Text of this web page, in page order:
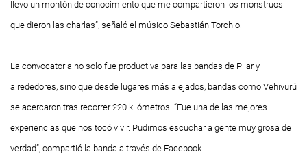
llevo un montón de conocimiento que me compartieron los monstruos
que dieron las charlas”, señaló el músico Sebastián Torchio.
La convocatoria no solo fue productiva para las bandas de Pilar y
alrededores, sino que desde lugares más alejados, bandas como Vehivurú
se acercaron tras recorrer 220 kilómetros. “Fue una de las mejores
experiencias que nos tocó vivir. Pudimos escuchar a gente muy grosa de
verdad”, compartió la banda a través de Facebook.